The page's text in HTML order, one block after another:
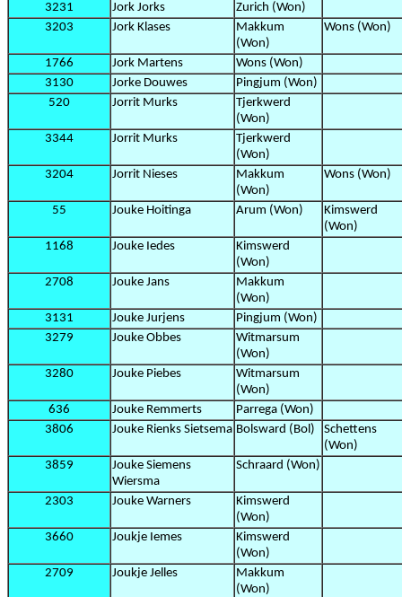
3231
Jork Jorks
Zurich (Won)
3203
Jork Klases
Makkum
(Won)
Wons (Won)
1766 Jork Martens
Wons (Won)
3130
Jorke Douwes
Pingjum (Won)
520
Jorrit Murks
Tjerkwerd
(Won)
3344
Jorrit Murks
Tjerkwerd
(Won)
3204
Jorrit Nieses
Makkum
(Won)
Wons (Won)
55 Jouke Hoitinga Arum (Won)
Kimswerd
(Won)
1168
Jouke Iedes
Kimswerd
(Won)
2708
Jouke Jans
Makkum
(Won)
3131
Jouke Jurjens
Pingjum (Won)
3279
Jouke Obbes
Witmarsum
(Won)
3280
Jouke Piebes
Witmarsum
(Won)
636
Jouke Remmerts
Parrega (Won)
3806
Jouke Rienks Sietsema Bolsward (Bol)
Schettens
(Won)
3859
Jouke Siemens
Wiersma
Schraard (Won)
2303 Jouke Warners
Kimswerd
(Won)
3660
Joukje Iemes
Kimswerd
(Won)
2709
Joukje Jelles
Makkum
(Won)